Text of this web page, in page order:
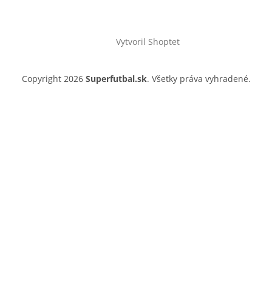
Vytvoril Shoptet
Copyright 2026 Superfutbal.sk. Všetky práva vyhradené.